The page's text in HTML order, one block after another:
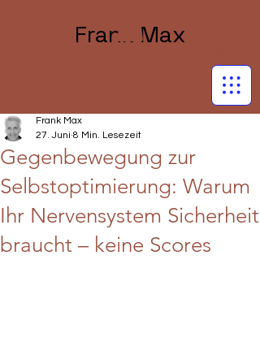
Frank Max
Gegenbewegung zur
Selbstoptimierung: Warum
Ihr Nervensystem Sicherheit
braucht – keine Scores
Frank Max
27. Juni 8 Min. Lesezeit